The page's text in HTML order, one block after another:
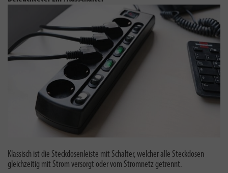
Klassisch ist die Steckdosenleiste mit Schalter, welcher alle Steckdosen
gleichzeitig mit Strom versorgt oder vom Stromnetz getrennt.